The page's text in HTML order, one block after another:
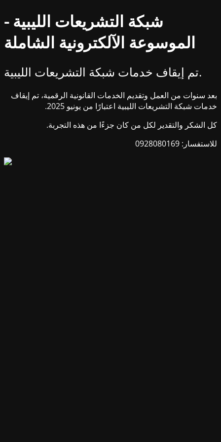
شبكة التشريعات الليبية -
الموسوعة الآلكترونية الشاملة
تم إيقاف خدمات شبكة التشريعات الليبية.
بعد سنوات من العمل وتقديم الخدمات القانونية الرقمية، تم إيقاف
خدمات شبكة التشريعات الليبية اعتبارًا من يونيو 2025.
كل الشكر والتقدير لكل من كان جزءًا من هذه التجربة.
للاستفسار: 0928080169